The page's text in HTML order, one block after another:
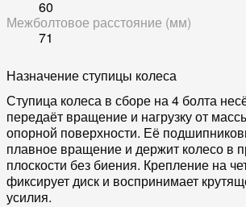
60
Межболтовое расстояние (мм)
71
Назначение ступицы колеса
Ступица колеса в сборе на 4 болта
передаёт вращение и нагрузку от
опорной поверхности. Её
плавное вращение и держит колесо в
плоскости без биения. Крепление на
фиксирует диск и воспринимает
усилия.